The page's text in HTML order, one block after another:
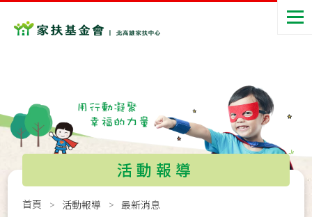
活動報導
首頁 活動報導
最新消息